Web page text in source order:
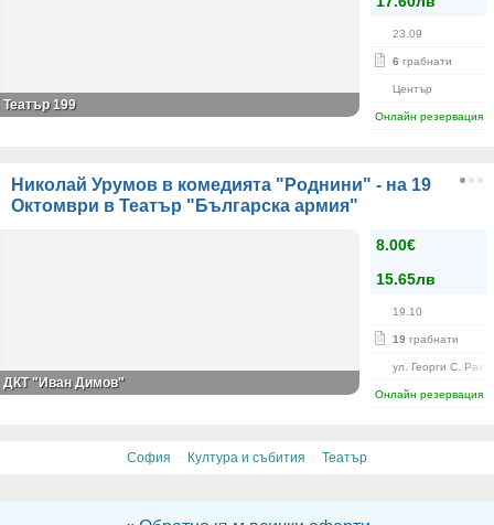
23.09
6 грабнати
Център
Онлайн резервация
Театър 199
Николай Урумов в комедията "Роднини" - на 19
Октомври в Театър "Българска армия"
8.00€
15.65лв
19.10
19 грабнати
ул. Георги С.
Онлайн резервация
ДКТ "Иван Димов"
София · Култура и събития · Театър